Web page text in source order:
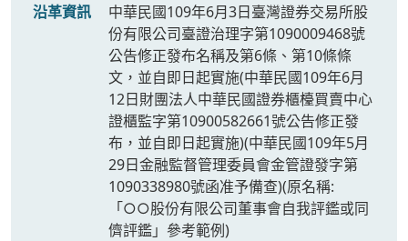
沿革資訊
中華民國109年6月3日臺灣證券交易所股
份有限公司臺證治理字第1090009468號
公告修正發布名稱及第6條、第10條條
文，並自即日起實施(中華民國109年6月
12日財團法人中華民國證券櫃檯買賣中心
證櫃監字第10900582661號公告修正發
布，並自即日起實施)(中華民國109年5月
29日金融監督管理委員會金管證發字第
1090338980號函准予備查)(原名稱:
「○○股份有限公司董事會自我評鑑或同
儕評鑑」參考範例)